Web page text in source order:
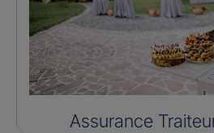
Assurance